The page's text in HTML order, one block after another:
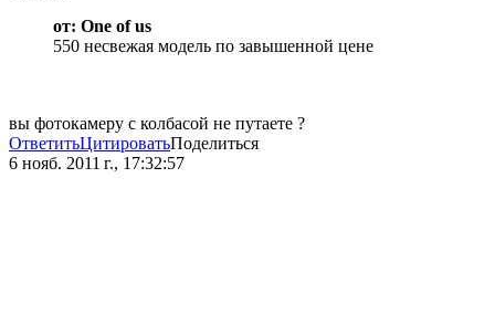
от: One of us
550 несвежая модель по завышенной цене
вы фотокамеру с колбасой не путаете ?
ОтветитьЦитироватьПоделиться
6 нояб. 2011 г., 17:32:57